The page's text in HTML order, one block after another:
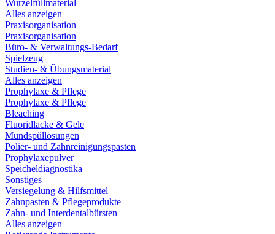
Wurzelfüllmaterial
Alles anzeigen
Praxisorganisation
Praxisorganisation
Büro- & Verwaltungs-Bedarf
Spielzeug
Studien- & Übungsmaterial
Alles anzeigen
Prophylaxe & Pflege
Prophylaxe & Pflege
Bleaching
Fluoridlacke & Gele
Mundspüllösungen
Polier- und Zahnreinigungspasten
Prophylaxepulver
Speicheldiagnostika
Sonstiges
Versiegelung & Hilfsmittel
Zahnpasten & Pflegeprodukte
Zahn- und Interdentalbürsten
Alles anzeigen